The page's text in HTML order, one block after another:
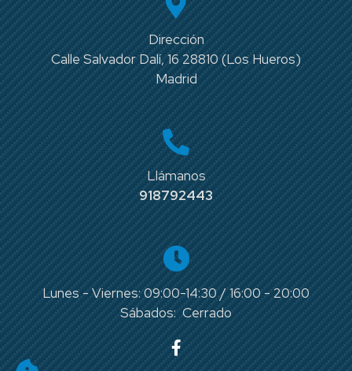
Dirección
Calle Salvador Dalí, 16 28810 (Los Hueros)
Madrid
Llámanos
918792443
Lunes - Viernes: 09:00-14:30 / 16:00 - 20:00
Sábados: Cerrado